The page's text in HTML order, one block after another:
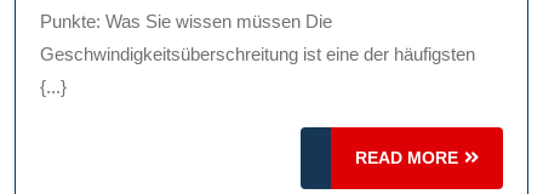
Punkte: Was Sie wissen müssen Die
Geschwindigkeitsüberschreitung ist eine der häufigsten
{...}
READ MORE
READ
MORE